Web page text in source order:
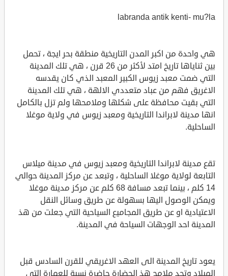
labranda antik kenti- mu?la
هي واحدة من اكبر المدن التاريخية منطقة بحر ايجة ، تحمل
بين ثناياها تاريخ امتد لأكثر من 26 قرن ، هي تلك المدينة
التي ضمت معبد زيوس الكبير المعبد الذي كان يقدسه
الاغريق فهم من عباد متعددي الالهة ، هي تلك المدينة
التي بقيت محافظة على شكلها وملامحها ولم تزل بالكامل
انها مدينة لابراندا التاريخية ومعبد زيوس في ولاية موغلا
الساحلية.
تقع مدينة لابراندا التاريخية ومعبد زيوس في مدينة ميلاس
التابعة لولاية موغلا الساحلية ، وتبعد عن مركز المدينة حوالي
14 كلم ، بينما تبعد مسافة 68 كلم عن مركز مدينة موغلا
ويمكن الوصول اليها بسهولة عن طريق وسائل النقل
الاعتيادية او عن طريق المجاميع السياحية التي جعلت من هذ
المدينة احد الوجهات السياحة في المدينة.
يعود تاريخ المدينة الى العهد الاغريقي للقرن السادس قبل
الميلاد وتجد ملامح هذ الحضارة حاضرة نسبة للعمارة التي